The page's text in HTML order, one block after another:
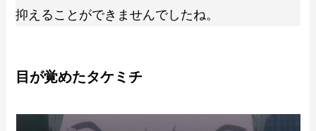
抑えることができませんでしたね。
目が覚めたタケミチ